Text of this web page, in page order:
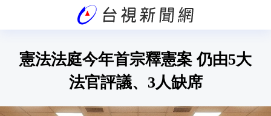
憲法法庭今年首宗釋憲案 仍由5大
法官評議、3人缺席